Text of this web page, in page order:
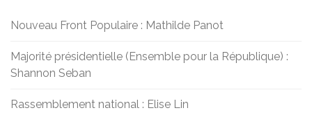
Nouveau Front Populaire : Mathilde Panot
Majorité présidentielle (Ensemble pour la République) :
Shannon Seban
Rassemblement national : Elise Lin